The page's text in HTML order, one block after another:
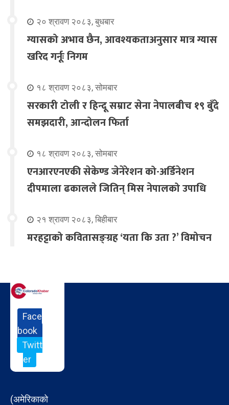
२० श्रावण २०८३, बुधबार
ग्यासको अभाव छैन, आवश्यकताअनुसार मात्र ग्यास
खरिद गर्नूः निगम
१८ श्रावण २०८३, सोमबार
सरकारी टोली र हिन्दू सम्राट सेना नेपालबीच १९ बुँदे
समझदारी, आन्दोलन फिर्ता
१८ श्रावण २०८३, सोमबार
एनआरएनएकी सेकेण्ड जेनेरेशन को-अर्डिनेशन
दीपमाला ढकालले जितिन् मिस नेपालको उपाधि
२१ श्रावण २०८३, बिहीबार
मरहट्टाको कवितासङ्ग्रह ‘यता कि उता ?’ विमोचन
Face
book
Twitt
er
(अमेरिकाको